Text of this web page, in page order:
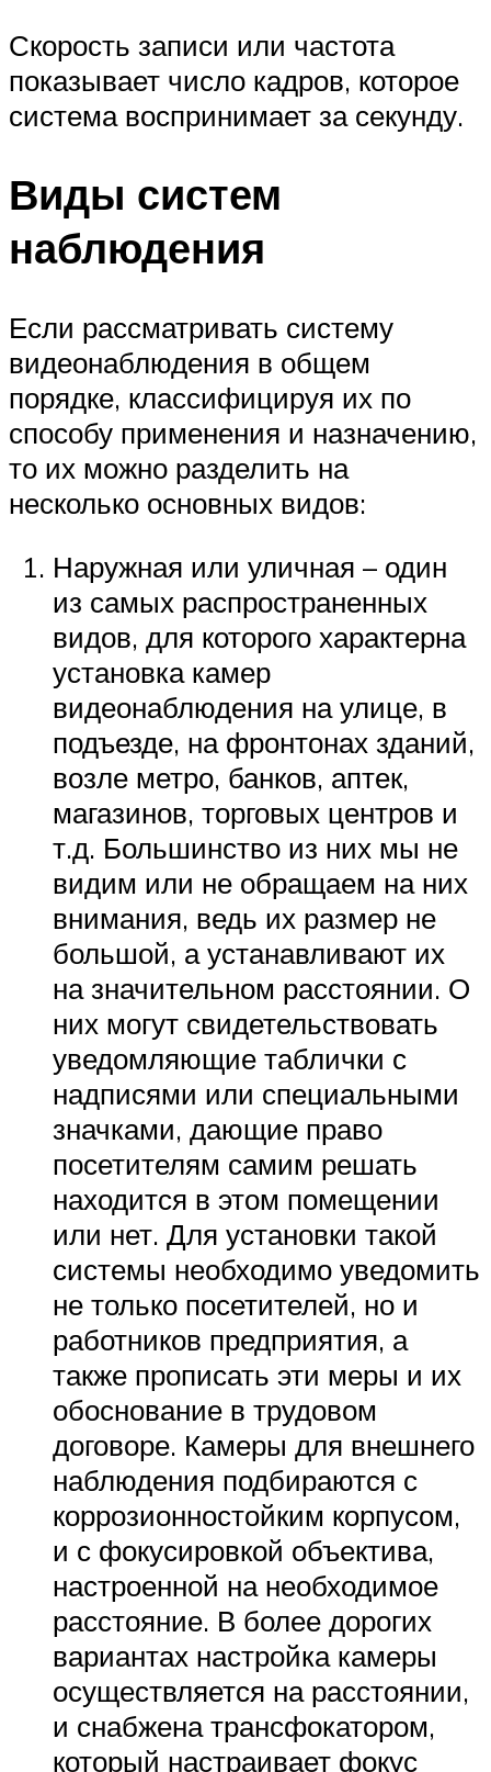
Скорость записи или частота
показывает число кадров, которое
система воспринимает за секунду.
Виды систем
наблюдения
Если рассматривать систему
видеонаблюдения в общем
порядке, классифицируя их по
способу применения и назначению,
то их можно разделить на
несколько основных видов:
Наружная или уличная – один
из самых распространенных
видов, для которого характерна
установка камер
видеонаблюдения на улице, в
подъезде, на фронтонах зданий,
возле метро, банков, аптек,
магазинов, торговых центров и
т.д. Большинство из них мы не
видим или не обращаем на них
внимания, ведь их размер не
большой, а устанавливают их
на значительном расстоянии. О
них могут свидетельствовать
уведомляющие таблички с
надписями или специальными
значками, дающие право
посетителям самим решать
находится в этом помещении
или нет. Для установки такой
системы необходимо уведомить
не только посетителей, но и
работников предприятия, а
также прописать эти меры и их
обоснование в трудовом
договоре. Камеры для внешнего
наблюдения подбираются с
коррозионностойким корпусом,
и с фокусировкой объектива,
настроенной на необходимое
расстояние. В более дорогих
вариантах настройка камеры
осуществляется на расстоянии,
и снабжена трансфокатором,
который настраивает фокус